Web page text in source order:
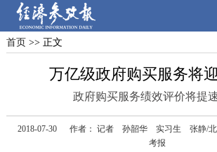
首页 深度
首页 >> 正文
万亿级政府购买服务将
政府购买服务绩效评价将提
2018-07-30 作者： 记者 孙韶华 实习生 张静/北
考报